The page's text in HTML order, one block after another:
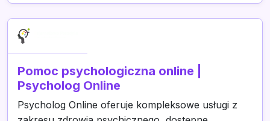
Pomoc psychologiczna online |
Psycholog Online
Psycholog Online oferuje kompleksowe usługi z